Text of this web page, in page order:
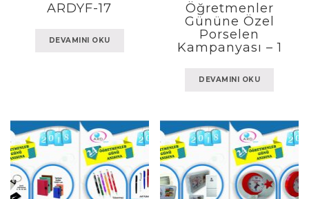
ARDYF-17
DEVAMINI OKU
Öğretmenler
Gününe Özel
Porselen
Kampanyası – 1
DEVAMINI OKU